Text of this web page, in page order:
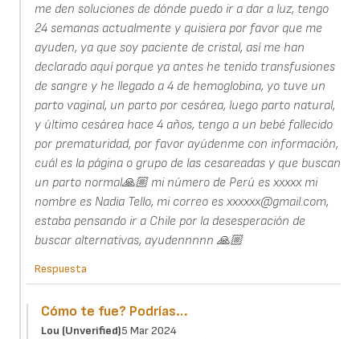
me den soluciones de dónde puedo ir a dar a luz, tengo
24 semanas actualmente y quisiera por favor que me
ayuden, ya que soy paciente de cristal, así me han
declarado aquí porque ya antes he tenido transfusiones
de sangre y he llegado a 4 de hemoglobina, yo tuve un
parto vaginal, un parto por cesárea, luego parto natural,
y último cesárea hace 4 años, tengo a un bebé fallecido
por prematuridad, por favor ayúdenme con información,
cuál es la página o grupo de las cesareadas y que buscan
un parto normal🙏🏼 mi número de Perú es xxxxx mi
nombre es Nadia Tello, mi correo es xxxxxx@gmail.com,
estaba pensando ir a Chile por la desesperación de
buscar alternativas, ayudennnnn 🙏🏼
Respuesta
Cómo te fue? Podrías…
Lou (unverified)5 Mar 2024